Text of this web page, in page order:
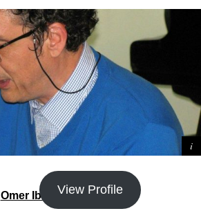
Omer IbrahimagićView Profile